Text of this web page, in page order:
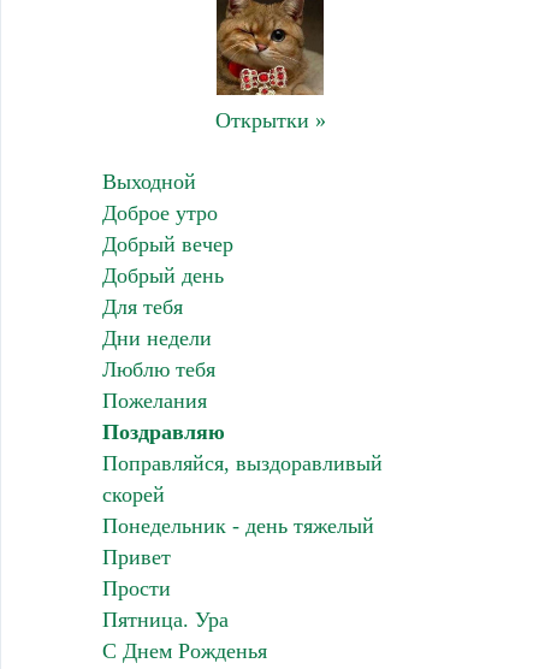
Открытки »
Выходной
Доброе утро
Добрый вечер
Добрый день
Для тебя
Дни недели
Люблю тебя
Пожелания
Поздравляю
Поправляйся, выздоравливый
скорей
Понедельник - день тяжелый
Привет
Прости
Пятница. Ура
С Днем Рожденья